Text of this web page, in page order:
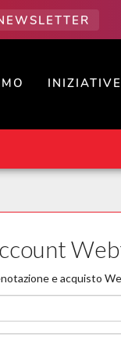
INIZIATIVE